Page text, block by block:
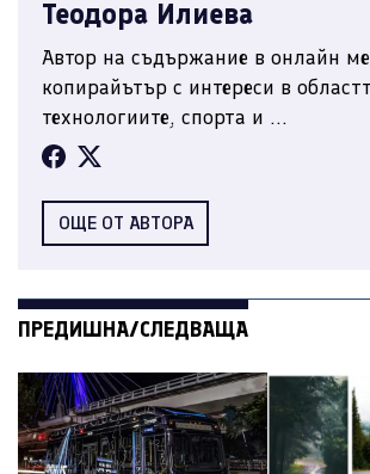
Теодора Илиева
Автор на съдържание в онлайн
копирайътър с интереси в
технологиите, спорта и ...
ОЩЕ ОТ АВТОРА
ПРЕДИШНА/СЛЕДВАЩА